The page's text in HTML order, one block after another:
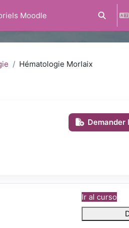
Moodle
Hématologie Morlaix
Demander
Ir al curso